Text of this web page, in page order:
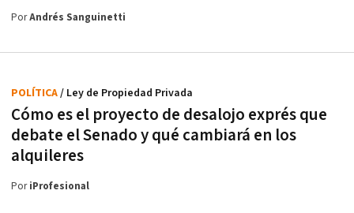
PorAndrés Sanguinetti
Cómo es el proyecto de desalojo exprés que
debate el Senado y qué cambiará en los
alquileres
POLÍTICA/ Ley de Propiedad Privada
PoriProfesional